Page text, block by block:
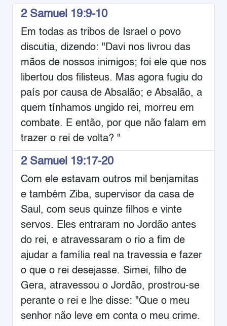
2 Samuel 19:9-10
Em todas as tribos de Israel o povo
discutia, dizendo: "Davi nos livrou das
mãos de nossos inimigos; foi ele que nos
libertou dos filisteus. Mas agora fugiu do
país por causa de Absalão; e Absalão, a
quem tínhamos ungido rei, morreu em
combate. E então, por que não falam em
trazer o rei de volta? "
2 Samuel 19:17-20
Com ele estavam outros mil benjamitas
e também Ziba, supervisor da casa de
Saul, com seus quinze filhos e vinte
servos. Eles entraram no Jordão antes
do rei, e atravessaram o rio a fim de
ajudar a família real na travessia e fazer
o que o rei desejasse. Simei, filho de
Gera, atravessou o Jordão, prostrou-se
perante o rei e lhe disse: "Que o meu
senhor não leve em conta o meu crime.